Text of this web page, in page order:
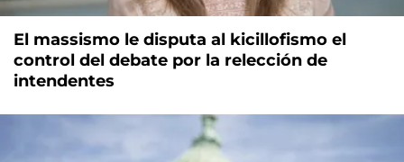
El massismo le disputa al kicillofismo el
control del debate por la relección de
intendentes